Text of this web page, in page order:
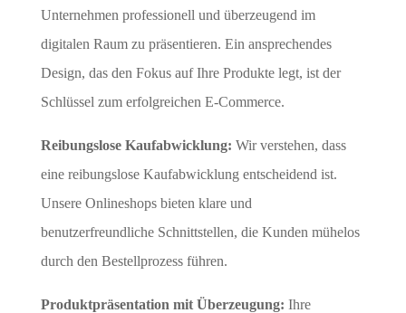
Unternehmen professionell und überzeugend im
digitalen Raum zu präsentieren. Ein ansprechendes
Design, das den Fokus auf Ihre Produkte legt, ist der
Schlüssel zum erfolgreichen E-Commerce.
Reibungslose Kaufabwicklung: Wir verstehen, dass
eine reibungslose Kaufabwicklung entscheidend ist.
Unsere Onlineshops bieten klare und
benutzerfreundliche Schnittstellen, die Kunden mühelos
durch den Bestellprozess führen.
Produktpräsentation mit Überzeugung: Ihre